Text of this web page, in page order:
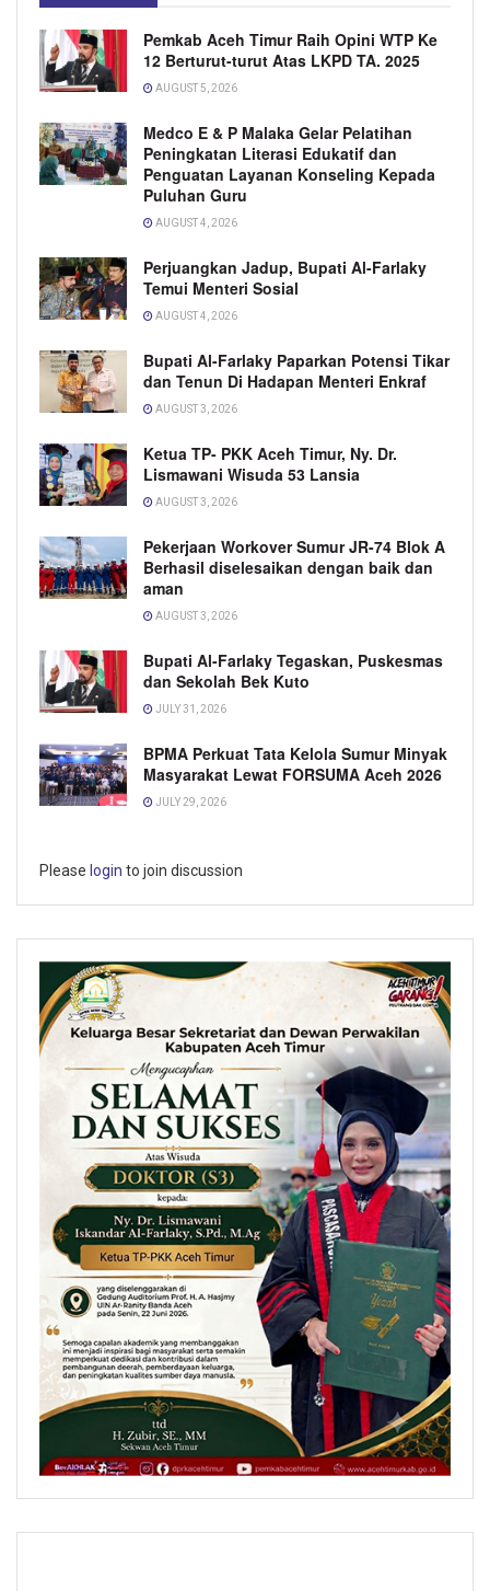
Pemkab Aceh Timur Raih Opini WTP Ke
12 Berturut-turut Atas LKPD TA. 2025
AUGUST 5, 2026
Medco E & P Malaka Gelar Pelatihan
Peningkatan Literasi Edukatif dan
Penguatan Layanan Konseling Kepada
Puluhan Guru
AUGUST 4, 2026
Perjuangkan Jadup, Bupati Al-Farlaky
Temui Menteri Sosial
AUGUST 4, 2026
Bupati Al-Farlaky Paparkan Potensi Tikar
dan Tenun Di Hadapan Menteri Enkraf
AUGUST 3, 2026
Ketua TP- PKK Aceh Timur, Ny. Dr.
Lismawani Wisuda 53 Lansia
AUGUST 3, 2026
Pekerjaan Workover Sumur JR-74 Blok A
Berhasil diselesaikan dengan baik dan
aman
AUGUST 3, 2026
Bupati Al-Farlaky Tegaskan, Puskesmas
dan Sekolah Bek Kuto
JULY 31, 2026
BPMA Perkuat Tata Kelola Sumur Minyak
Masyarakat Lewat FORSUMA Aceh 2026
JULY 29, 2026
Please login to join discussion